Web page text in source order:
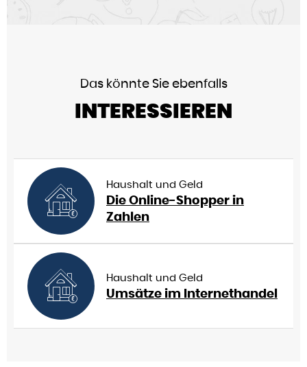
INTERESSIEREN
Das könnte Sie ebenfalls
Haushalt und Geld
Die Online-Shopper in
Zahlen
Haushalt und Geld
Umsätze im Internethandel